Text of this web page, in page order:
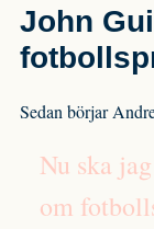
John
Sedan börjar
Nu ska
om